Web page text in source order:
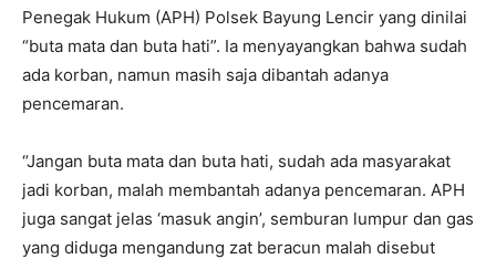
Penegak Hukum (APH) Polsek Bayung Lencir yang dinilai
“buta mata dan buta hati”. Ia menyayangkan bahwa sudah
ada korban, namun masih saja dibantah adanya
pencemaran.
“Jangan buta mata dan buta hati, sudah ada masyarakat
jadi korban, malah membantah adanya pencemaran. APH
juga sangat jelas ‘masuk angin’, semburan lumpur dan gas
yang diduga mengandung zat beracun malah disebut